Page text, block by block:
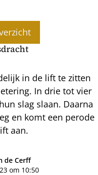
in de lift te zitten
In drie tot vier
slag slaan. Daarna
en komt een perode
aan.
de Cerff
om 10:50